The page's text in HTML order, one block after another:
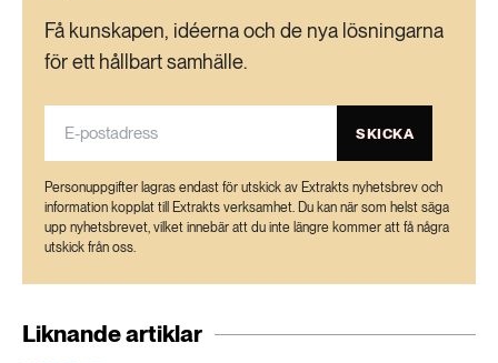
Få kunskapen, idéerna och de nya lösningarna
för ett hållbart samhälle.
SKICKA
Personuppgifter lagras endast för utskick av Extrakts nyhetsbrev och
information kopplat till Extrakts verksamhet. Du kan när som helst säga
upp nyhetsbrevet, vilket innebär att du inte längre kommer att få några
utskick från oss.
Liknande artiklar